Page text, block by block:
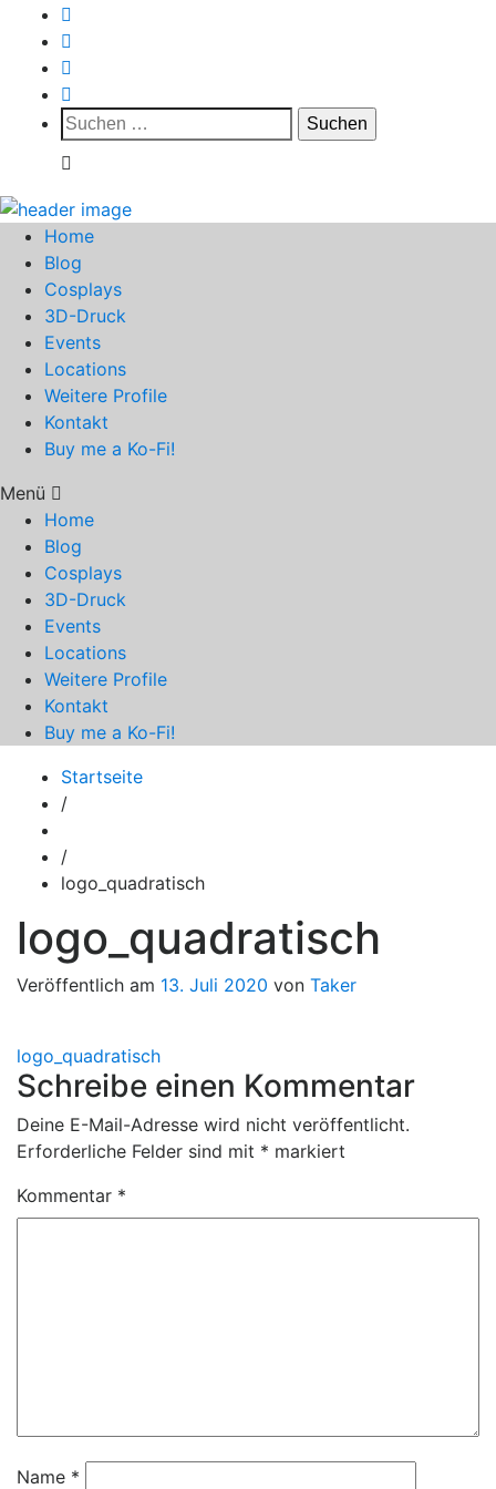
Suchen
nach:
Home
Blog
Cosplays
3D-Druck
Events
Locations
Weitere Profile
Kontakt
Buy me a Ko-Fi!
Menü
Home
Blog
Cosplays
3D-Druck
Events
Locations
Weitere Profile
Kontakt
Buy me a Ko-Fi!
Startseite
/
/
logo_quadratisch
logo_quadratisch
Veröffentlich am 13. Juli 2020 von Taker
Beitragsnavigation
logo_quadratisch
Schreibe einen Kommentar
Deine E-Mail-Adresse wird nicht veröffentlicht.
Erforderliche Felder sind mit * markiert
Kommentar *
Name *